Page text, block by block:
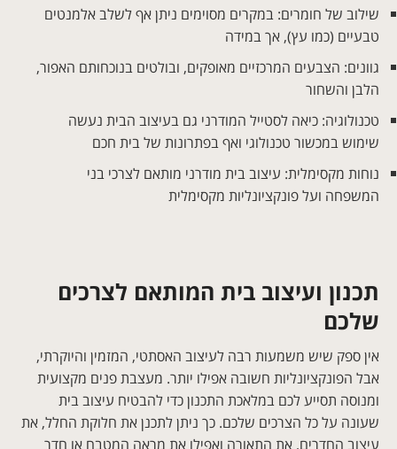
שילוב של חומרים: במקרים מסוימים ניתן אף לשלב אלמנטים
טבעיים (כמו עץ), אך במידה
גוונים: הצבעים המרכזיים מאופקים, ובולטים בנוכחותם האפור,
הלבן והשחור
טכנולוגיה: כיאה לסטייל המודרני גם בעיצוב הבית נעשה
שימוש במכשור טכנולוגי ואף בפתרונות של בית חכם
נוחות מקסימלית: עיצוב בית מודרני מותאם לצרכי בני
המשפחה ועל פונקציונליות מקסימלית
תכנון ועיצוב בית המותאם לצרכים
שלכם
אין ספק שיש משמעות רבה לעיצוב האסתטי, המזמין והיוקרתי,
אבל הפונקציונליות חשובה אפילו יותר. מעצבת פנים מקצועית
ומנוסה תסייע לכם במלאכת התכנון כדי להבטיח עיצוב בית
שעונה על כל הצרכים שלכם. כך ניתן לתכנן את חלוקת החלל, את
עיצוב החדרים, את התאורה ואפילו את מראה המטבח או חדר